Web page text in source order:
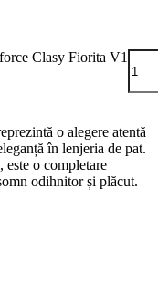
Clasy Fiorita V1
o alegere atentă
în lenjeria de pat.
o completare
odihnitor și plăcut.